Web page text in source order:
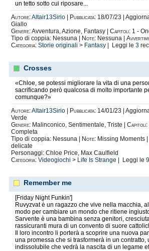
un tetto sotto cui riposare...
Autore:Altair13Sirio Pubblicata: 18/07/23 |
Giallo
Genere:Avventura, Azione, Fantasy | Capitoli: 1 -
Tipo di coppia: Nessuna |
Note: Nessuna |
Categoria: Storie originali > Fantasy | Leggi le 3
Crosses
«Chloe, se potessi migliorare la vita di una
sacrificando però qualcosa di molto importante
comunque?»
Autore:Altair13Sirio Pubblicata: 14/01/23 |
Verde
Genere: Malinconico, Sentimentale, Triste | Capitoli:
Completa
Tipo di coppia: Nessuna |
Note: Missing Moments |
delicate
Personaggi: Chloe Price, Max Caulfield
Categoria: Videogiochi > Life Is Strange | Leggi le 9
Remember me
[Friday Night Funkin']
Ruvyzvat è un ragazzo che vive nella macchia,
modo per cambiare un mondo che ritiene
Sarvente è una bambina senza genitori,
rassicuranti mura di un convento di suore
Il loro incontro li porterà a scoprire una nuova
una promessa che si trasformerà in un contratto,
indissolubile che vedrà la nascita di un legame